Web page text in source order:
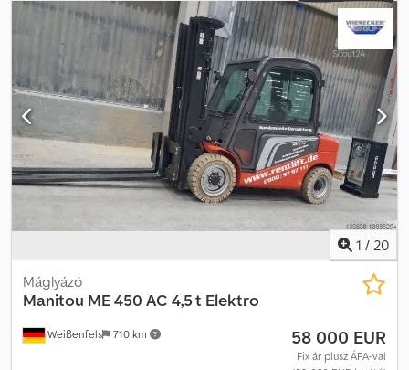
Ah, akkumulátor feszültség: 48 V , villa hossza: 15 150 mm, villa
122 mm, villa vastagsága:40 mm, belső fordulókör-
átmérő:
730 mm , fordulókör sugara (külső):2 090 mm , első gumi
23 x 9-10 , hátsó gumiabroncs méret:18 x 7-8, össztömeg:
4 000 kg, teljes magasság: 2 155 mm, teljes hossz:3 492 mm, teljes
szélesség:1 265 mm, szín:piros , Felszereltség: UVV biztonsági
ellenőrzés
, Műszaki adatok Gyártási év: 2017 Motor: Elektromos
Codpfxjqi E Ito Aideha Max. teherbírás: 2.000 kg Teher súlypontja:
500 mm Emelési magasság: 5,00 m Súly: 4.000 kg Gumiabroncsok:
szuperelasztikus abroncsok Méretek (H x Sz x M): 3,49 m x 1,26 m x
2,15 m Villa méretek (keresztmetszet x szélesség x hossz): 122 mm x
1 150 mm x 40 mm Menetsebesség: 14 km/h Általános használati
1 / 20
Weißenfels 710 km
Máglyázó
Manitou ME 450 AC 4,5 t Elektro
58 000 EUR
Fix ár plusz ÁFA-val